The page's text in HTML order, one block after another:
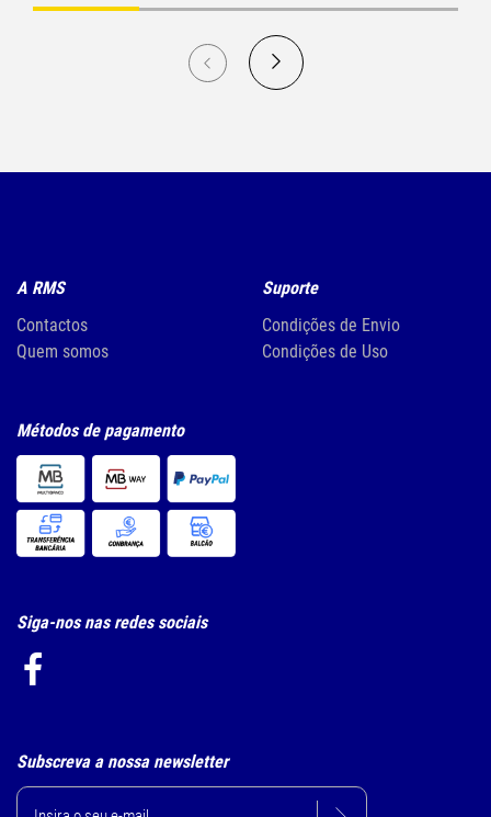
A RMS
Contactos
Quem somos
Suporte
Condições de Envio
Condições de Uso
Métodos de pagamento
Siga-nos nas redes sociais
Subscreva a nossa newsletter